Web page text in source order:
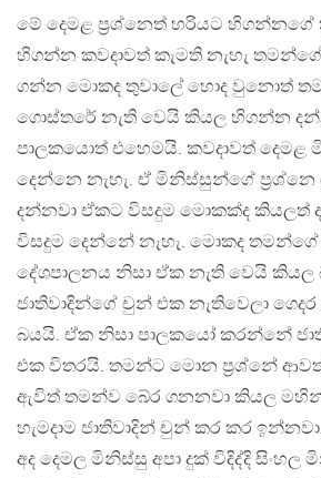
මේ දෙමළ ප‍්‍රශ්නෙත් හරියට හිගන්නගේ
හිගන්න කවදාවත් කැමති නැහැ
ගන්න මොකද තුවාලේ හොද වුනොත්
ගොස්තරේ නැති වෙයි කියල හිගන්න
පාලකයොත් එහෙමයි. කවදාවත්
දෙන්නෙ නැහැ. ඒ මිනිස්සුන්ගේ
දන්නවා ඒකට විසදුම මොකක්ද කියලත්
විසදුම දෙන්නේ නැහැ. මොකද
දේශපාලනය නිසා ඒක නැති වෙයි කියල
ජාතිවාදින්ගේ චුන් එක නැතිවෙලා
බයයි. ඒක නිසා පාලකයෝ කරන්නේ
එක විතරයි. තමන්ට මොන ප‍්‍රශ්නේ ආවත්
ඇවිත් තමන්ව බේර ගනනවා කියල
හැමදාම ජාතිවාදින් චුන් කර කර
අද දෙමල මිනිස්සු අපා දුක් විදිද්දි සිංහල